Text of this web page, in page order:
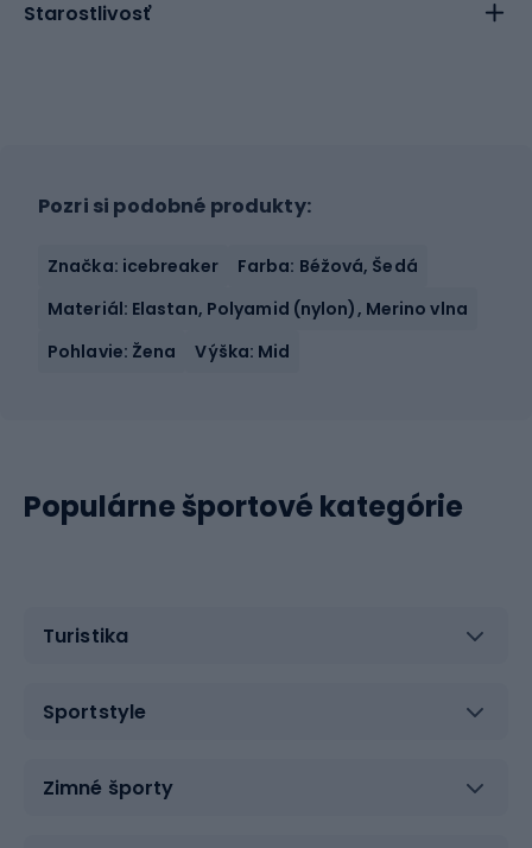
Starostlivosť
Pozri si podobné produkty:
Značka: icebreaker
Farba: Béžová, Šedá
Materiál: Elastan, Polyamid (nylon), Merino vlna
Pohlavie: Žena
Výška: Mid
Populárne športové kategórie
Turistika
Sportstyle
Zimné športy